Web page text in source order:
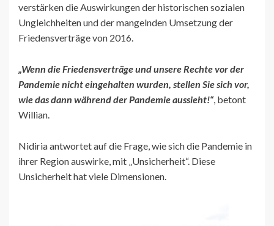
verstärken die Auswirkungen der historischen sozialen
Ungleichheiten und der mangelnden Umsetzung der
Friedensverträge von 2016.
„Wenn die Friedensverträge und unsere Rechte vor der
Pandemie nicht eingehalten wurden, stellen Sie sich vor,
wie das dann während der Pandemie aussieht!“, betont
Willian.
Nidiria antwortet auf die Frage, wie sich die Pandemie in
ihrer Region auswirke, mit „Unsicherheit“. Diese
Unsicherheit hat viele Dimensionen.